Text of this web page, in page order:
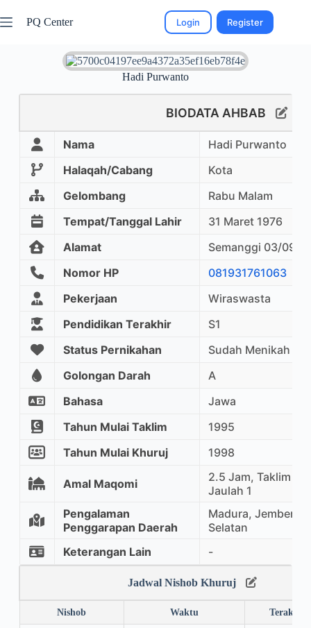
PQ Center Login Register
Hadi Purwanto
BIODATA AHBAB
Nama
Hadi Purwanto
Halaqah/Cabang
Kota
Gelombang
Rabu Malam
Tempat/Tanggal Lahir
31 Maret 1976
Alamat
Semanggi 03/
Nomor HP
081931761063
Pekerjaan
Wiraswasta
Pendidikan Terakhir
S1
Status Pernikahan
Sudah Menikah
Golongan Darah
A
Bahasa
Jawa
Tahun Mulai Taklim
1995
Tahun Mulai Khuruj
1998
Amal Maqomi
2.5 Jam, Taklim
Jaulah 1
Pengalaman
Penggarapan Daerah
Madura, Jember,
Selatan
Keterangan Lain
-
Jadwal Nishob Khuruj
Nishob Waktu Terakhir